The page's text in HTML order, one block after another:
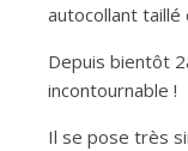
autocollant taillé
Depuis bientôt
incontournable !
Il se pose très